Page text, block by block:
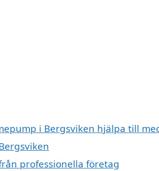
i Bergsviken hjälpa till
professionella företag